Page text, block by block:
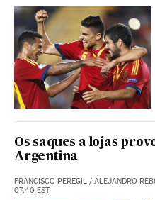
Os saques a lojas
Argentina
FRANCISCO PEREGIL / ALEJANDRO
07:40 EST